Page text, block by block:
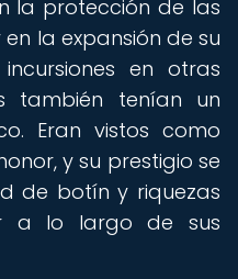
la protección de las
la expansión de su
en otras
también tenían un
Eran vistos como
y su prestigio se
de botín y riquezas
a lo largo de sus